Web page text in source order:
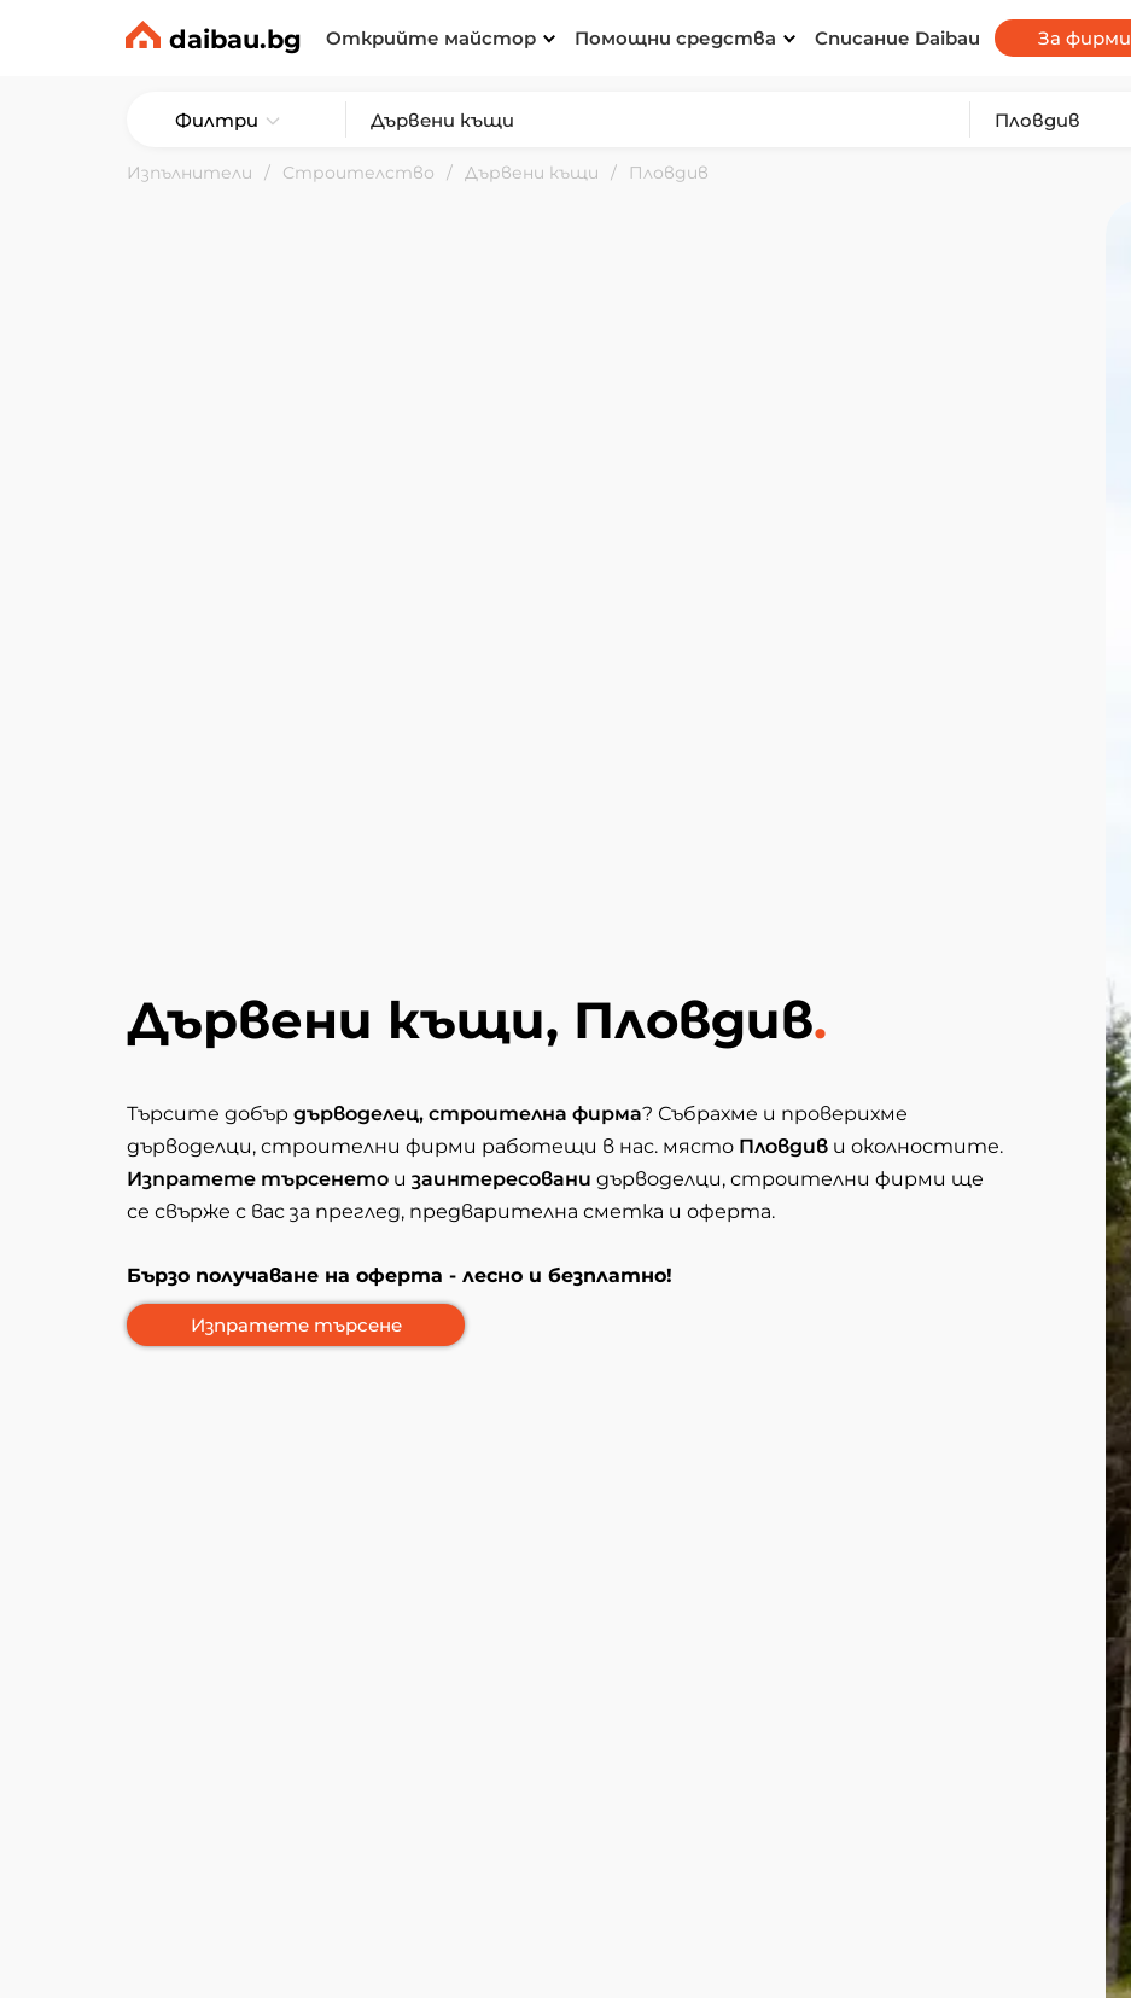
daibau.bg Открийте майстор Помощни средства Списание Daibau За фирми
Филтри
Изпълнители Строителство Дървени къщи Пловдив
Дървени къщи, Пловдив.
Търсите добърдърводелец, строителна фирма? Събрахме и проверихме
дърводелци, строителни фирми работещи в нас. място Пловдив и околностите.
Изпратете търсенето изаинтересовани дърводелци, строителни фирми ще
се свърже с вас за преглед, предварителна сметка и оферта.
Бързо получаване на оферта - лесно и безплатно!